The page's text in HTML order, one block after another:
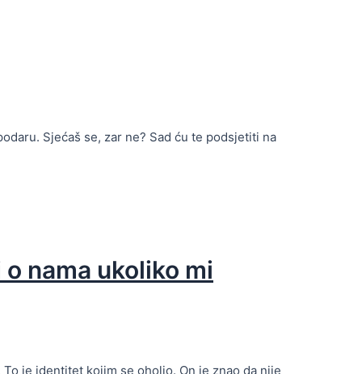
Sjećaš se, zar ne? Sad ću te podsjetiti na
nama ukoliko mi
je identitet kojim se oholio. On je znao da nije